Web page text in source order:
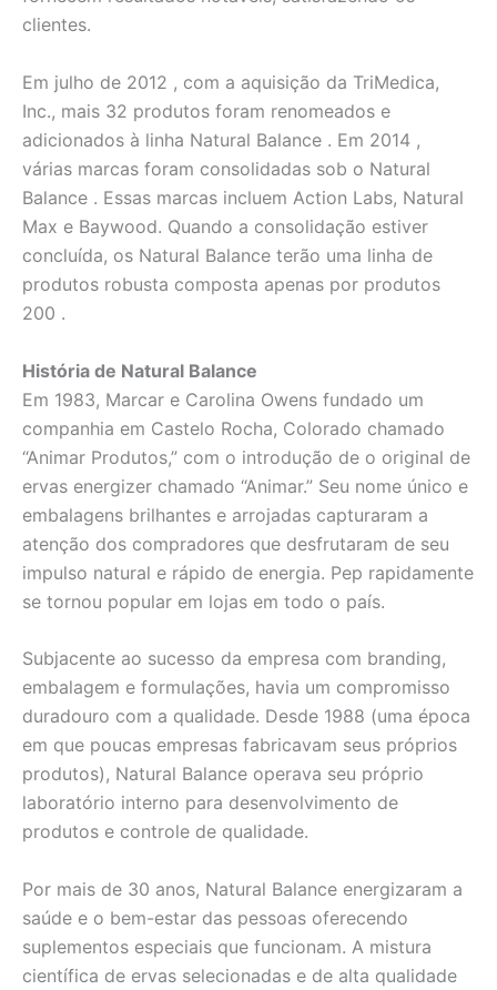
clientes.
Em julho de 2012 , com a aquisição da TriMedica,
Inc., mais 32 produtos foram renomeados e
adicionados à linha Natural Balance . Em 2014 ,
várias marcas foram consolidadas sob o Natural
Balance . Essas marcas incluem Action Labs, Natural
Max e Baywood. Quando a consolidação estiver
concluída, os Natural Balance terão uma linha de
produtos robusta composta apenas por produtos
200 .
História de Natural Balance
Em 1983, Marcar e Carolina Owens fundado um
companhia em Castelo Rocha, Colorado chamado
“Animar Produtos,” com o introdução de o original de
ervas energizer chamado “Animar.” Seu nome único e
embalagens brilhantes e arrojadas capturaram a
atenção dos compradores que desfrutaram de seu
impulso natural e rápido de energia. Pep rapidamente
se tornou popular em lojas em todo o país.
Subjacente ao sucesso da empresa com branding,
embalagem e formulações, havia um compromisso
duradouro com a qualidade. Desde 1988 (uma época
em que poucas empresas fabricavam seus próprios
produtos), Natural Balance operava seu próprio
laboratório interno para desenvolvimento de
produtos e controle de qualidade.
Por mais de 30 anos, Natural Balance energizaram a
saúde e o bem-estar das pessoas oferecendo
suplementos especiais que funcionam. A mistura
científica de ervas selecionadas e de alta qualidade